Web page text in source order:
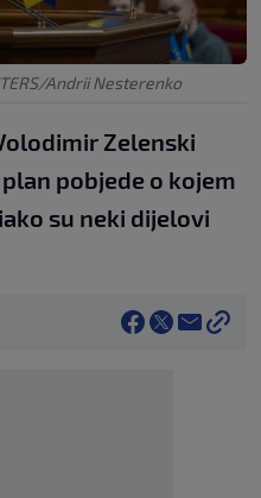
Andrii Nesterenko
Zelenski
pobjede o kojem
su neki dijelovi